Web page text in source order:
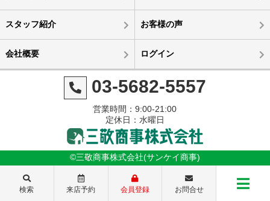
スタッフ紹介 お客様の声
会社概要 ログイン
03-5682-5557
営業時間：9:00-21:00
定休日：水曜日
©三敬商事株式会社(サンケイ商事)
検索 来店予約 会員登録 お問合せ